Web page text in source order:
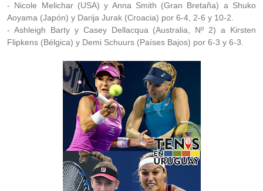
- Nicole Melichar (USA) y Anna Smith (Gran Bretaña) a Shuko
Aoyama (Japón) y Darija Jurak (Croacia) por 6-4, 2-6 y 10-2.
- Ashleigh Barty y Casey Dellacqua (Australia, Nº 2) a Kirsten
Flipkens (Bélgica) y Demi Schuurs (Países Bajos) por 6-3 y 6-3.